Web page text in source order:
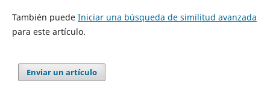
También puede Iniciar una búsqueda de similitud avanzada
para este artículo.
Enviar un artículo